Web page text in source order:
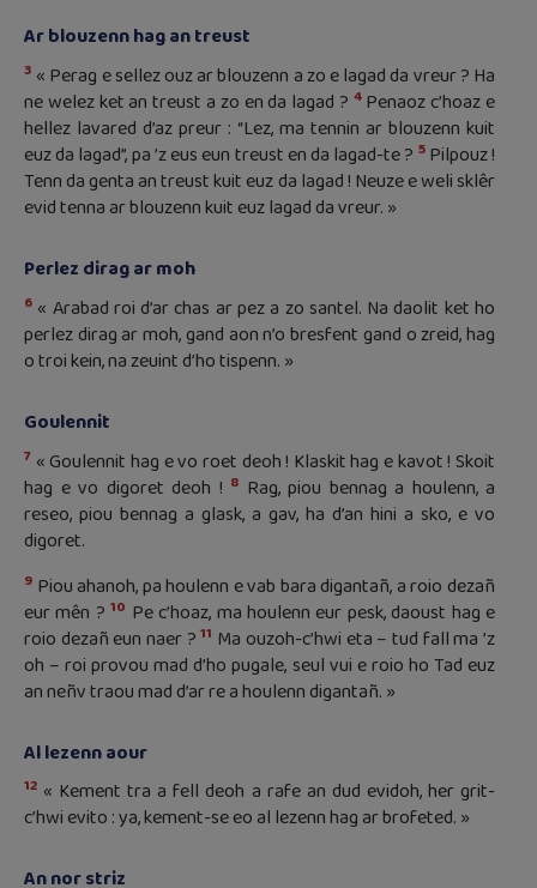
Ar blouzenn hag an treust
3 « Perag e sellez ouz ar blouzenn a zo e lagad da vreur ? Ha
ne welez ket an treust a zo en da lagad ? 4Penaoz c’hoaz e
hellez lavared d’az preur : “Lez, ma tennin ar blouzenn kuit
euz da lagad”, pa ’z eus eun treust en da lagad-te ? 5Pilpouz !
Tenn da genta an treust kuit euz da lagad ! Neuze e weli sklêr
evid tenna ar blouzenn kuit euz lagad da vreur. »
Perlez dirag ar moh
6 « Arabad roi d’ar chas ar pez a zo santel. Na daolit ket ho
perlez dirag ar moh, gand aon n’o bresfent gand o zreid, hag
o troi kein, na zeuint d’ho tispenn. »
Goulennit
7 « Goulennit hag e vo roet deoh ! Klaskit hag e kavot ! Skoit
hag e vo digoret deoh ! 8 Rag, piou bennag a houlenn, a
reseo, piou bennag a glask, a gav, ha d’an hini a sko, e vo
digoret.
9 Piou ahanoh, pa houlenn e vab bara digantañ, a roio dezañ
eur mên ?10 Pe c’hoaz, ma houlenn eur pesk, daoust hag e
roio dezañ eun naer ?11 Ma ouzoh-c’hwi eta – tud fall ma ’z
oh – roi provou mad d’ho pugale, seul vui e roio ho Tad euz
an neñv traou mad d’ar re a houlenn digantañ. »
Al lezenn aour
12 « Kement tra a fell deoh a rafe an dud evidoh, her grit-
c’hwi evito : ya, kement-se eo al lezenn hag ar brofeted. »
An nor striz